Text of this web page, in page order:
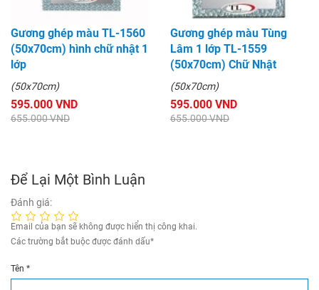
Gương ghép màu TL-1560
(50x70cm) hình chữ nhật 1
lớp
(50x70cm)
595.000 VND
655.000 VND
Gương ghép màu Tùng
Lâm 1 lớp TL-1559
(50x70cm) Chữ Nhật
(50x70cm)
595.000 VND
655.000 VND
Để Lại Một Bình Luận
Đánh giá:
Email của bạn sẽ không được hiển thị công khai.
Các trường bắt buộc được đánh dấu*
Tên *